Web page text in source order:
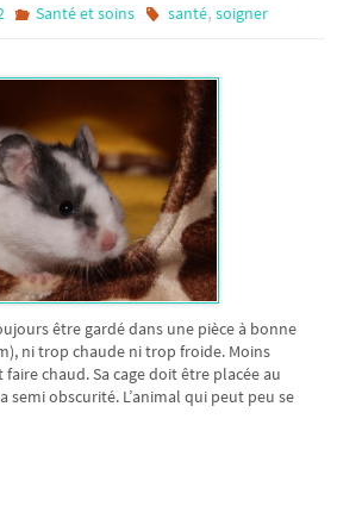
Santé et soins santé,soigner
être gardé dans une pièce à bonne
ni trop chaude ni trop froide. Moins
chaud. Sa cage doit être placée au
semi obscurité. L’animal qui peut peu se